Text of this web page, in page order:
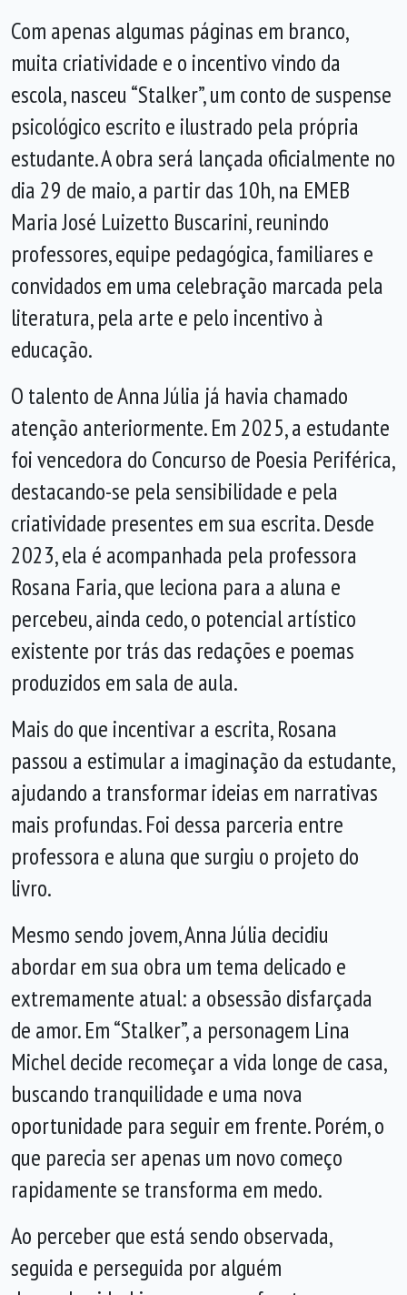
Com apenas algumas páginas em branco,
muita criatividade e o incentivo vindo da
escola, nasceu “Stalker”, um conto de suspense
psicológico escrito e ilustrado pela própria
estudante. A obra será lançada oficialmente no
dia 29 de maio, a partir das 10h, na EMEB
Maria José Luizetto Buscarini, reunindo
professores, equipe pedagógica, familiares e
convidados em uma celebração marcada pela
literatura, pela arte e pelo incentivo à
educação.
O talento de Anna Júlia já havia chamado
atenção anteriormente. Em 2025, a estudante
foi vencedora do Concurso de Poesia Periférica,
destacando-se pela sensibilidade e pela
criatividade presentes em sua escrita. Desde
2023, ela é acompanhada pela professora
Rosana Faria, que leciona para a aluna e
percebeu, ainda cedo, o potencial artístico
existente por trás das redações e poemas
produzidos em sala de aula.
Mais do que incentivar a escrita, Rosana
passou a estimular a imaginação da estudante,
ajudando a transformar ideias em narrativas
mais profundas. Foi dessa parceria entre
professora e aluna que surgiu o projeto do
livro.
Mesmo sendo jovem, Anna Júlia decidiu
abordar em sua obra um tema delicado e
extremamente atual: a obsessão disfarçada
de amor. Em “Stalker”, a personagem Lina
Michel decide recomeçar a vida longe de casa,
buscando tranquilidade e uma nova
oportunidade para seguir em frente. Porém, o
que parecia ser apenas um novo começo
rapidamente se transforma em medo.
Ao perceber que está sendo observada,
seguida e perseguida por alguém